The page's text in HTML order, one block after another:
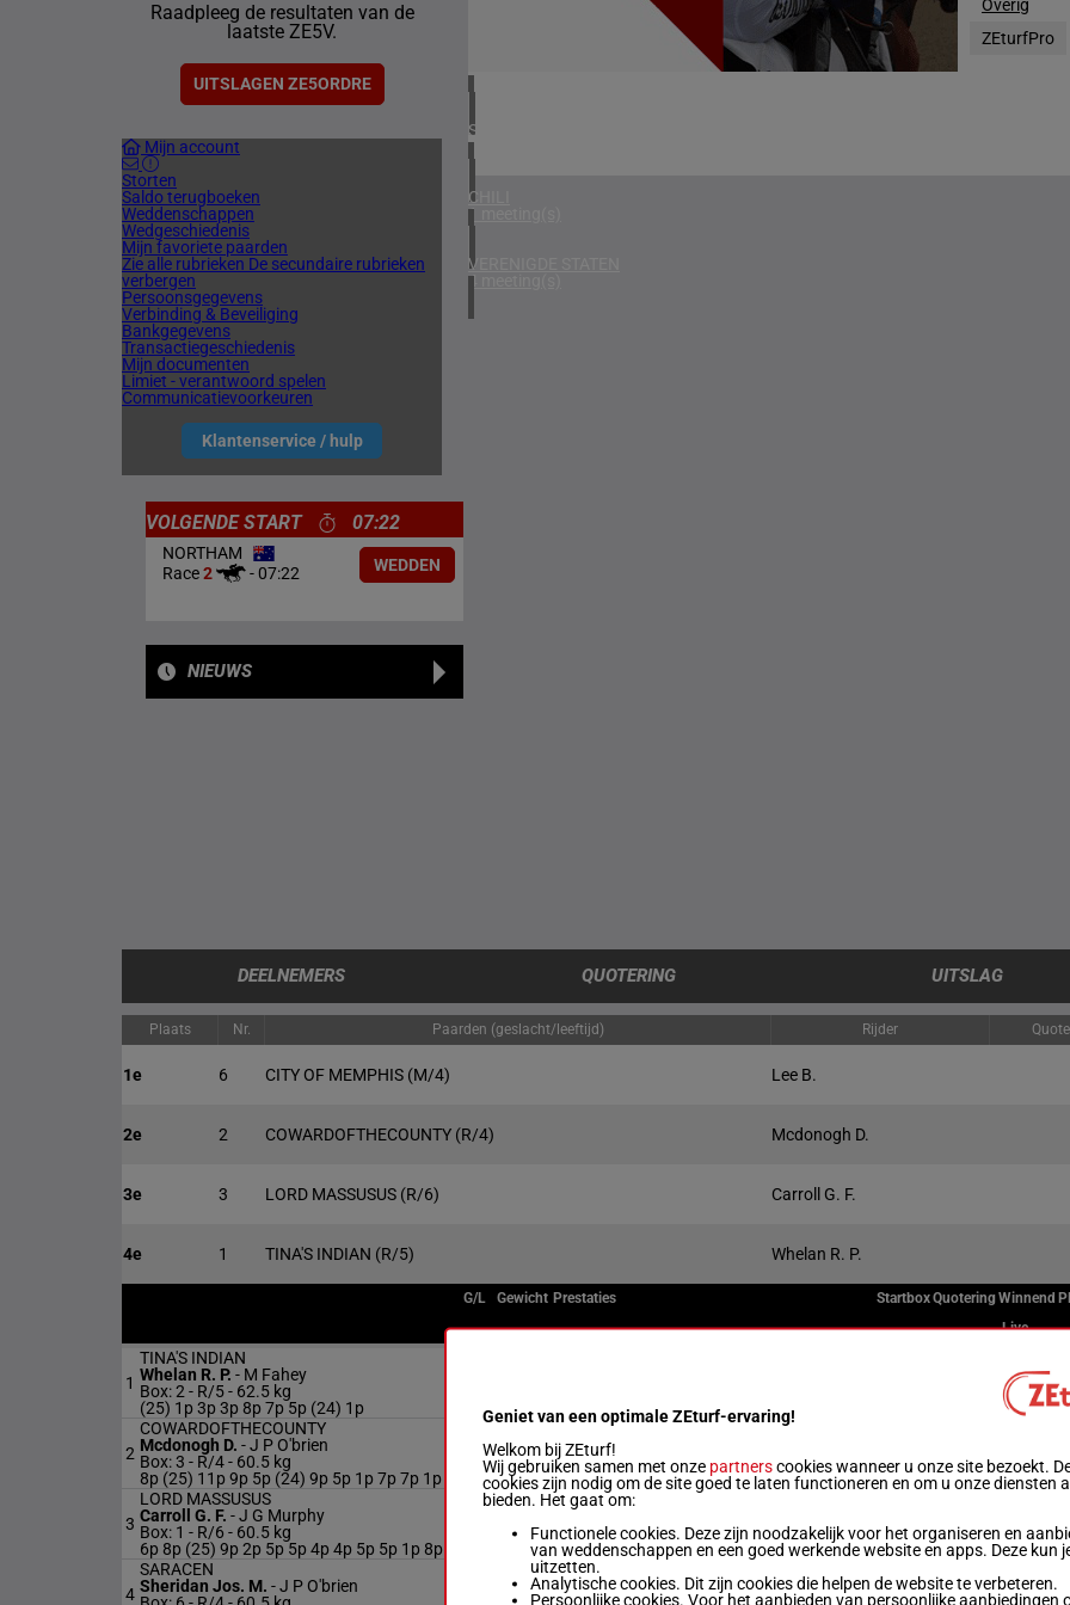
Raadpleeg de resultaten van de
laatste ZE5V.
UITSLAGEN ZE5ORDRE
Mijn account
Storten
Saldo terugboeken
Weddenschappen
Wedgeschiedenis
Mijn favoriete paarden
Zie alle rubrieken De secundaire rubrieken
verbergen
Persoonsgegevens
Verbinding & Beveiliging
Bankgegevens
Transactiegeschiedenis
Mijn documenten
Limiet - verantwoord spelen
Communicatievoorkeuren
Klantenservice / hulp
1 meeting(s)
SPANJE
1 meeting(s)
CHILI
1 meeting(s)
VERENIGDE STATEN
4 meeting(s)
Overig
ZEturfPro
VOLGENDE START 07:22
NORTHAM
Race2 -07:22 WEDDEN
NIEUWS
DEELNEMERS QUOTERING UITSLAG
Plaats Nr. Paarden (geslacht/leeftijd) Rijder
1e 6 CITY OF MEMPHIS (M/4) Lee B.
2e 2 COWARDOFTHECOUNTY (R/4) Mcdonogh D.
3e 3 LORD MASSUSUS (R/6) Carroll G. F.
4e 1 TINA'S INDIAN (R/5) Whelan R. P.
G/L Gewicht Prestaties StartboxQuoteringWinnend
Live
1
TINA'S INDIAN
Whelan R. P. - M Fahey
Box: 2 - R/5 - 62.5 kg
(25) 1p 3p 3p 8p 7p 5p (24) 1p
2
COWARDOFTHECOUNTY
Mcdonogh D. -J P O'brien
Box: 3 - R/4 - 60.5 kg
8p (25) 11p 9p 5p (24) 9p 5p 1p 7p 7p 1p
R/4 60.5
kg
8p (25) 11p 9p 5p (24) 9p 5p 1p 7p 7p 1p
3
LORD MASSUSUS
Carroll G. F. -J G Murphy
Box: 1 - R/6 - 60.5 kg
6p 8p (25) 9p 2p 5p 5p 4p 4p 5p 5p 1p 8p
kg
6p 8p (25) 9p 2p 5p 5p 4p 4p 5p 5p 1p 8p
4
SARACEN
Sheridan Jos. M. -J P O'brien
60.5
10p (25) 13p 3p (24) 1p 6
Geniet van een optimale ZEturf-ervaring!
Welkom bij ZEturf!
Wij gebruiken samen met onze partnerscookies wanneer u onze site bezoekt.
cookies zijn nodig om de site goed te laten functioneren en om u onze diensten
bieden. Het gaat om:
Functionele cookies. Deze zijn noodzakelijk voor het organiseren en
van weddenschappen en een goed werkende website en apps. Deze kun
uitzetten.
Analytische cookies. Dit zijn cookies die helpen de website te verbeteren.
Persoonlijke cookies. Voor het aanbieden van persoonlijke aanbiedingen